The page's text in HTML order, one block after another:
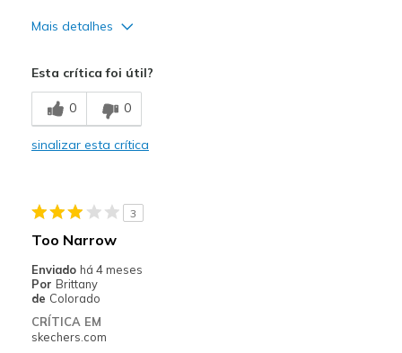
Mais detalhes
Comfortable
Esta crítica foi útil?
0 0
sinalizar esta crítica
3
Too Narrow
Enviado há 4 meses
Por Brittany
de Colorado
CRÍTICA EM
skechers.com